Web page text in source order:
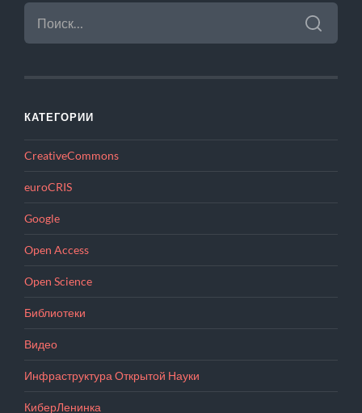
НАЙТИ:
КАТЕГОРИИ
CreativeCommons
euroCRIS
Google
Open Access
Open Science
Библиотеки
Видео
Инфраструктура Открытой Науки
КиберЛенинка